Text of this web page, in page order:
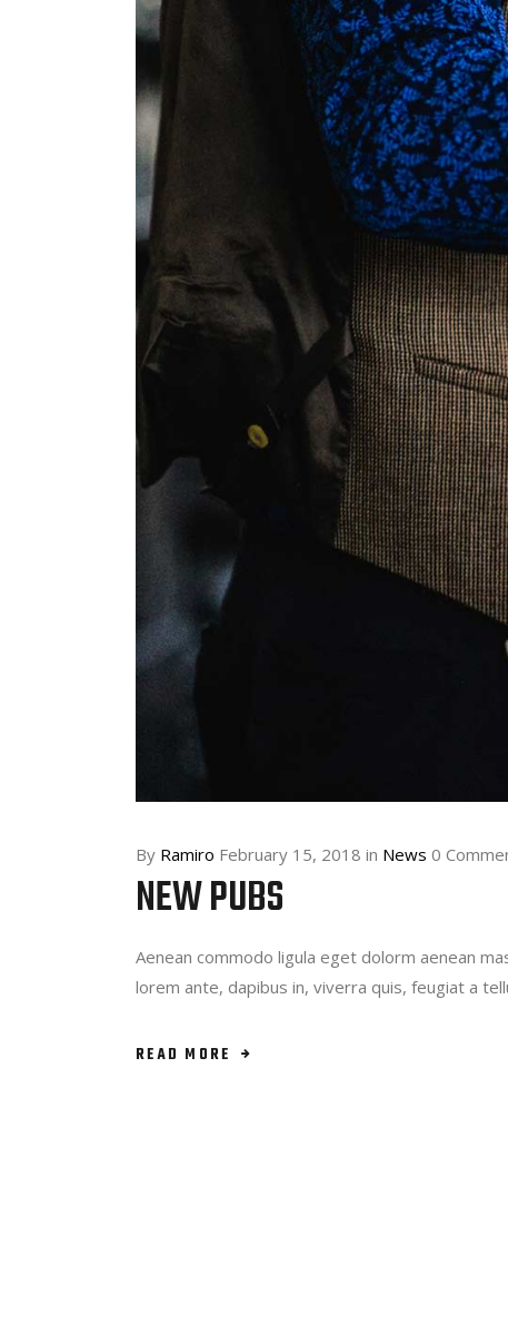
By Ramiro February 15, 2018 in News 0
NEW PUBS
Aenean commodo ligula eget dolorm aenean
lorem ante, dapibus in, viverra quis, feugiat a
READ MORE